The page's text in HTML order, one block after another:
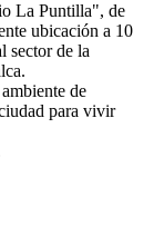
La Puntilla", de
ubicación a 10
sector de la
de
para vivir